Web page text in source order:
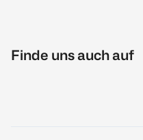
Finde uns auch auf